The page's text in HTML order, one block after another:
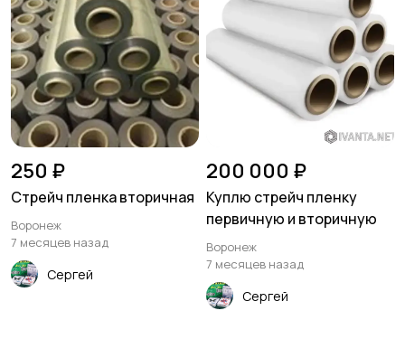
250 ₽
Стрейч пленка вторичная
Воронеж
7 месяцев назад
Сергей
200 000 ₽
Куплю стрейч пленку
первичную и вторичную
Воронеж
7 месяцев назад
Сергей